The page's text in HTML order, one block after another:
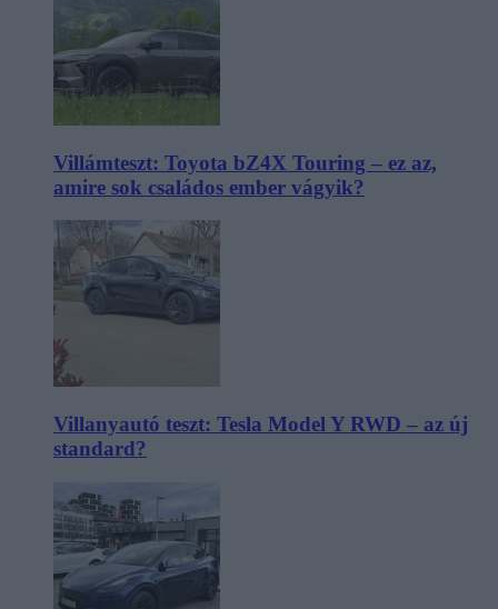
Villámteszt: Toyota bZ4X Touring – ez az,
amire sok családos ember vágyik?
Villanyautó teszt: Tesla Model Y RWD – az új
standard?